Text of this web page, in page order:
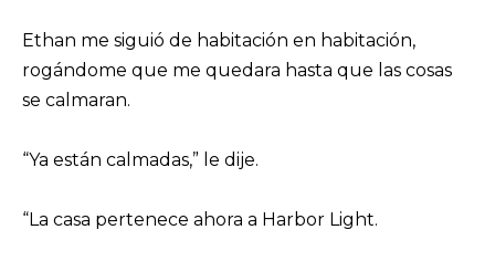
Ethan me siguió de habitación en habitación,
rogándome que me quedara hasta que las cosas
se calmaran.
“Ya están calmadas,” le dije.
“La casa pertenece ahora a Harbor Light.